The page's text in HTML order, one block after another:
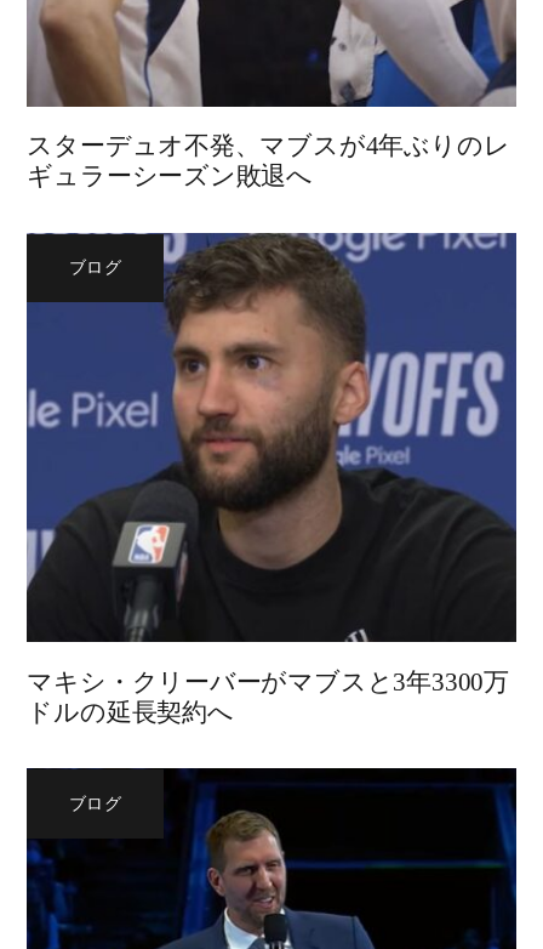
スターデュオ不発、マブスが4年ぶりのレ
ギュラーシーズン敗退へ
ブログ
マキシ・クリーバーがマブスと3年3300万
ドルの延長契約へ
ブログ